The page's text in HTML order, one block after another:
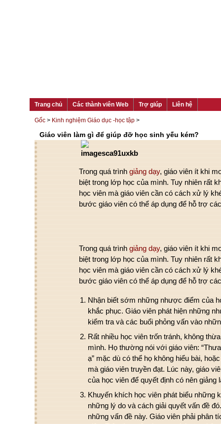
Trang chủ Các thành viên Web Trợ giúp Liên hệ
Gốc > Kinh nghiệm Giáo dục -học tập >
Giáo viên làm gì để giúp đỡ học sinh yếu kém?
Trong quá trình giảng dạy, giáo viên ít khi
biệt trong lớp học của mình. Tuy nhiên rất
học viên mà giáo viên cần có cách xử lý
bước giáo viên có thể áp dụng để hỗ trợ
Trong quá trình giảng dạy, giáo viên ít khi
biệt trong lớp học của mình. Tuy nhiên rất
học viên mà giáo viên cần có cách xử lý
bước giáo viên có thể áp dụng để hỗ trợ
Nhận biết sớm những nhược điểm của
khắc phục. Giáo viên phát hiện những
kiểm tra và các buổi phỏng vấn vào
Rất nhiều học viên trốn tránh, không
mình. Họ thường nói với giáo viên:
ạ” mặc dù có thể họ không hiểu bài,
mà giáo viên truyền đạt. Lúc này, giáo
của học viên để quyết định có nên giảng
Khuyến khích học viên phát biểu những
những lý do và cách giải quyết vấn đề
những vấn đề này. Giáo viên phải phân